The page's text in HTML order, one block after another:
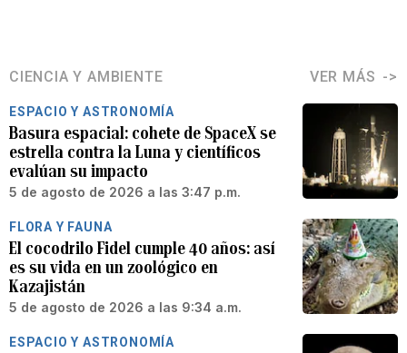
CIENCIA Y AMBIENTE VER MÁS
ESPACIO Y ASTRONOMÍA
Basura espacial: cohete de SpaceX se
estrella contra la Luna y científicos
evalúan su impacto
5 de agosto de 2026 a las 3:47 p.m.
FLORA Y FAUNA
El cocodrilo Fidel cumple 40 años: así
es su vida en un zoológico en
Kazajistán
5 de agosto de 2026 a las 9:34 a.m.
ESPACIO Y ASTRONOMÍA